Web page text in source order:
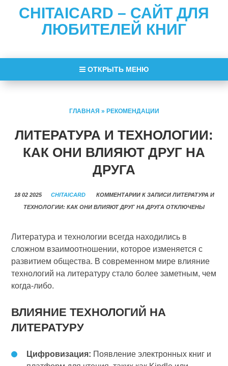
CHITAICARD – САЙТ ДЛЯ
ЛЮБИТЕЛЕЙ КНИГ
ОТКРЫТЬ МЕНЮ
ГЛАВНАЯ » РЕКОМЕНДАЦИИ
ЛИТЕРАТУРА И ТЕХНОЛОГИИ:
КАК ОНИ ВЛИЯЮТ ДРУГ НА
ДРУГА
18 02 2025 CHITAICARD КОММЕНТАРИИК ЗАПИСИ ЛИТЕРАТУРА И
ТЕХНОЛОГИИ: КАК ОНИ ВЛИЯЮТ ДРУГ НА ДРУГА ОТКЛЮЧЕНЫ
Литература и технологии всегда находились в
сложном взаимоотношении, которое изменяется с
развитием общества. В современном мире влияние
технологий на литературу стало более заметным, чем
когда-либо.
ВЛИЯНИЕ ТЕХНОЛОГИЙ НА
ЛИТЕРАТУРУ
Цифровизация: Появление электронных книг и